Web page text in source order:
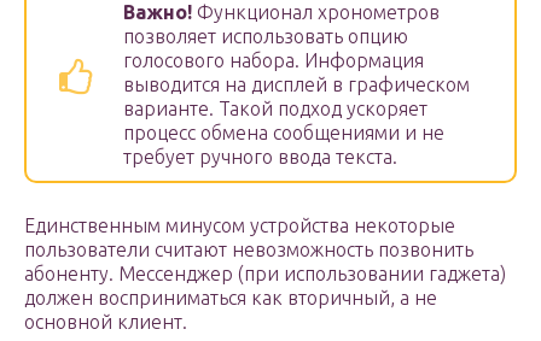
Важно! Функционал хронометров
позволяет использовать опцию
голосового набора. Информация
выводится на дисплей в графическом
варианте. Такой подход ускоряет
процесс обмена сообщениями и не
требует ручного ввода текста.
Единственным минусом устройства некоторые
пользователи считают невозможность позвонить
абоненту. Мессенджер (при использовании гаджета)
должен восприниматься как вторичный, а не
основной клиент.